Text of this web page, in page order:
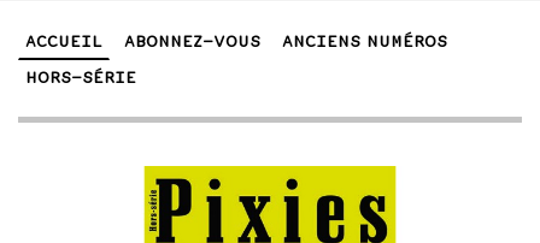
ACCUEIL ABONNEZ-VOUS
ANCIENS NUMÉROS
HORS-SÉRIE